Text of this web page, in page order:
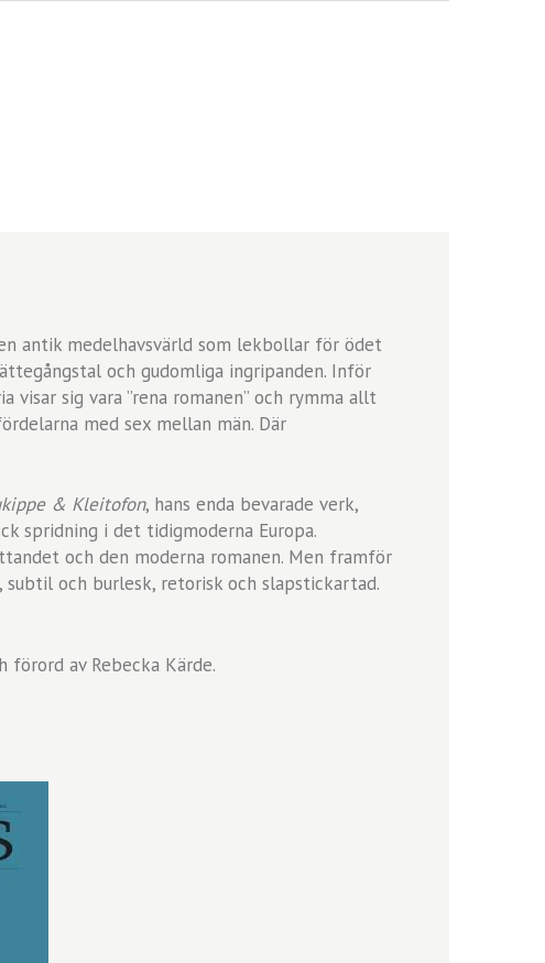
antik medelhavsvärld som lekbollar för ödet
och gudomliga ingripanden. Inför
sig vara ”rena romanen” och rymma allt
med sex mellan män. Där
& Kleitofon, hans enda bevarade verk,
spridning i det tidigmoderna Europa.
och den moderna romanen. Men framför
och burlesk, retorisk och slapstickartad.
av Rebecka Kärde.